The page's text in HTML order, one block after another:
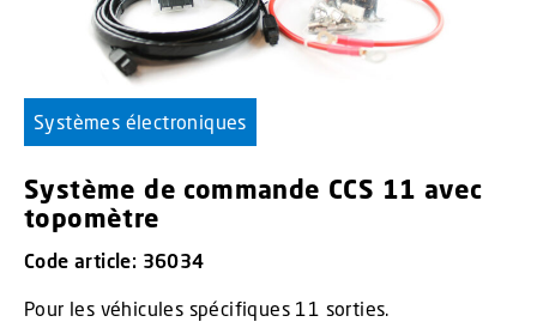
Systèmes électroniques
Système de commande CCS 11 avec
topomètre
Code article: 36034
Pour les véhicules spécifiques 11 sorties.